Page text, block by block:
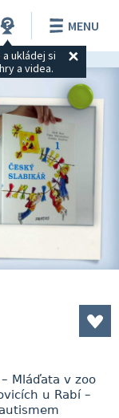
ukládej si
a videa.
MENU
Mláďata v zoo
u Rabí –